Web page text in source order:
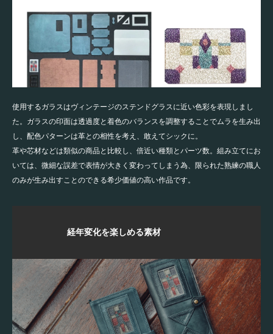
使用するガラスはヴィンテージのステンドグラスに近い色彩を表現しまし
た。ガラスの印面は透過度と着色のバランスを調整することでムラを生み出
し、配色パターンは革との相性を考え、敢えてシックに。
革や芯材などは類似の商品と比較し、倍近い種類とパーツ数。組み立てにお
いては、微細な誤差で表情が大きく変わってしまう為、限られた熟練の職人
のみが生み出すことのできる希少価値の高い作品です。
経年変化を楽しめる素材